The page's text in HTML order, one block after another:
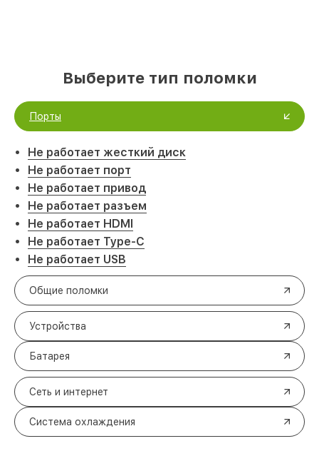
Выберите тип поломки
Порты
Не работает жесткий диск
Не работает порт
Не работает привод
Не работает разъем
Не работает HDMI
Не работает Type-C
Не работает USB
Общие поломки
Устройства
Батарея
Сеть и интернет
Система охлаждения